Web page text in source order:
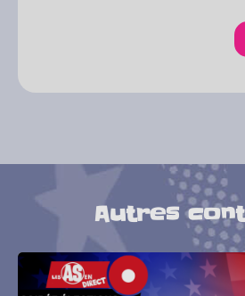
Autres